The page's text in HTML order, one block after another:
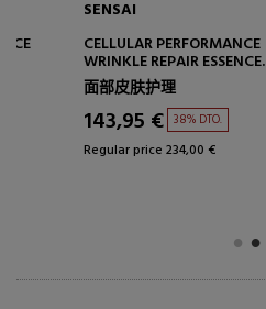
CELLULAR PERFORMANCE
WRINKLE REPAIR ESSENCE
HIGHLY EFFECTIVE ANTI-
WRINKLE TREATMENT
面部皮肤护理
143,95 € 38% DTO.
Regular price 234,00 €